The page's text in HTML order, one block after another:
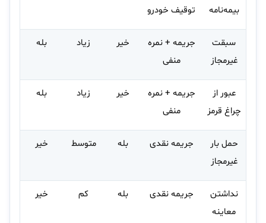
بیمه‌نامه
توقیف خودرو
سبقت
غیرمجاز
جریمه + نمره
منفی
خیر زیاد بله
عبور از
چراغ قرمز
جریمه + نمره
منفی
خیر زیاد بله
حمل بار
غیرمجاز
جریمه نقدی بله متوسط خیر
نداشتن
معاینه
جریمه نقدی بله کم خیر